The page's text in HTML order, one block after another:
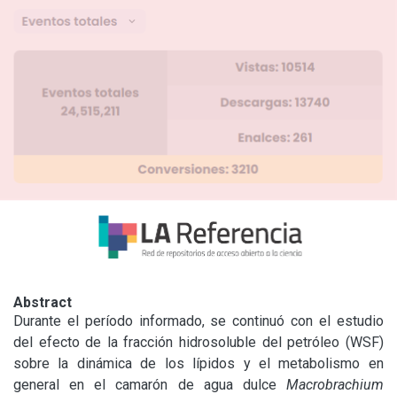
Abstract
Durante el período informado, se continuó con el estudio
del efecto de la fracción hidrosoluble del petróleo (WSF)
sobre la dinámica de los lípidos y el metabolismo en
general en el camarón de agua dulce Macrobrachium